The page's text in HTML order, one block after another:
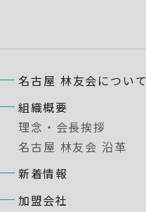
名古屋 林友会について
組織概要
理念・会長挨拶
名古屋 林友会 沿革
新着情報
加盟会社